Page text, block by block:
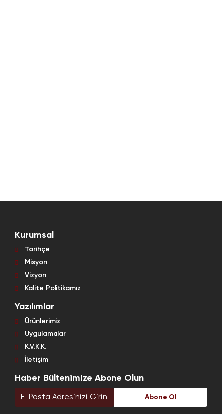
Kurumsal
Tarihçe
Misyon
Vizyon
Kalite Politikamız
Yazılımlar
Ürünlerimiz
Uygulamalar
K.V.K.K.
İletişim
Haber Bültenimize Abone Olun
Abone Ol